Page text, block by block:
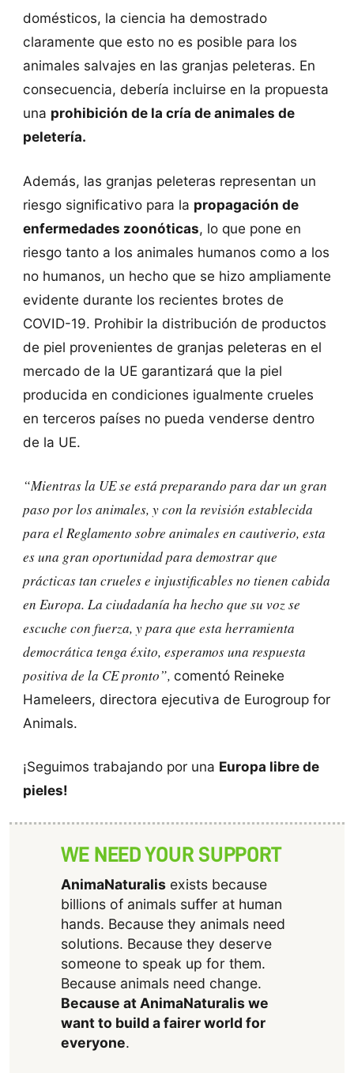
domésticos, la ciencia ha demostrado
claramente que esto no es posible para los
animales salvajes en las granjas peleteras. En
consecuencia, debería incluirse en la propuesta
una prohibición de la cría de animales de
peletería.
Además, las granjas peleteras representan un
riesgo significativo para la propagación de
enfermedades zoonóticas, lo que pone en
riesgo tanto a los animales humanos como a los
no humanos, un hecho que se hizo ampliamente
evidente durante los recientes brotes de
COVID-19. Prohibir la distribución de productos
de piel provenientes de granjas peleteras en el
mercado de la UE garantizará que la piel
producida en condiciones igualmente crueles
en terceros países no pueda venderse dentro
de la UE.
“Mientras la UE se está preparando para dar un gran
paso por los animales, y con la revisión establecida
para el Reglamento sobre animales en cautiverio, esta
es una gran oportunidad para demostrar que
prácticas tan crueles e injustificables no tienen cabida
en Europa. La ciudadanía ha hecho que su voz se
escuche con fuerza, y para que esta herramienta
democrática tenga éxito, esperamos una respuesta
positiva de la CE pronto”, comentó Reineke
Hameleers, directora ejecutiva de Eurogroup for
Animals.
¡Seguimos trabajando por una Europa libre de
pieles!
WE NEED YOUR SUPPORT
AnimaNaturalisexists because
billions of animals suffer at human
hands. Because they animals need
solutions. Because they deserve
someone to speak up for them.
Because animals need change.
Because at AnimaNaturalis we
want to build a fairer world for
everyone.